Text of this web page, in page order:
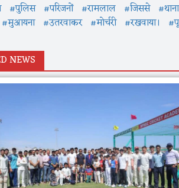
#पुलिस #परिजनों #रामलाल #जिससे
#मुआयना #उतरवाकर #मोर्चरी #रखवाया।
NEWS